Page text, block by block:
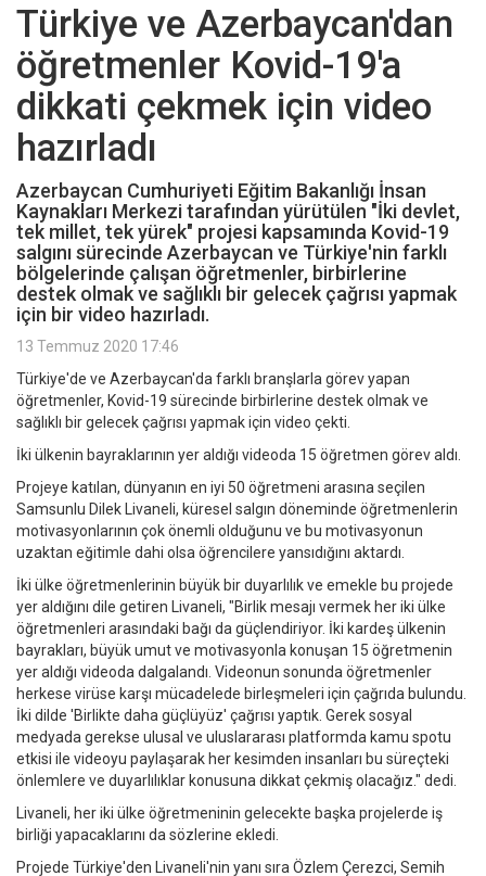
Türkiye ve Azerbaycan'dan
öğretmenler Kovid-19'a
dikkati çekmek için video
hazırladı
Azerbaycan Cumhuriyeti Eğitim Bakanlığı İnsan
Kaynakları Merkezi tarafından yürütülen "İki devlet,
tek millet, tek yürek" projesi kapsamında Kovid-19
salgını sürecinde Azerbaycan ve Türkiye'nin farklı
bölgelerinde çalışan öğretmenler, birbirlerine
destek olmak ve sağlıklı bir gelecek çağrısı yapmak
için bir video hazırladı.
13 Temmuz 2020 17:46
Türkiye'de ve Azerbaycan'da farklı branşlarla görev yapan
öğretmenler, Kovid-19 sürecinde birbirlerine destek olmak ve
sağlıklı bir gelecek çağrısı yapmak için video çekti.
İki ülkenin bayraklarının yer aldığı videoda 15 öğretmen görev aldı.
Projeye katılan, dünyanın en iyi 50 öğretmeni arasına seçilen
Samsunlu Dilek Livaneli, küresel salgın döneminde öğretmenlerin
motivasyonlarının çok önemli olduğunu ve bu motivasyonun
uzaktan eğitimle dahi olsa öğrencilere yansıdığını aktardı.
İki ülke öğretmenlerinin büyük bir duyarlılık ve emekle bu projede
yer aldığını dile getiren Livaneli, "Birlik mesajı vermek her iki ülke
öğretmenleri arasındaki bağı da güçlendiriyor. İki kardeş ülkenin
bayrakları, büyük umut ve motivasyonla konuşan 15 öğretmenin
yer aldığı videoda dalgalandı. Videonun sonunda öğretmenler
herkese virüse karşı mücadelede birleşmeleri için çağrıda bulundu.
İki dilde 'Birlikte daha güçlüyüz' çağrısı yaptık. Gerek sosyal
medyada gerekse ulusal ve uluslararası platformda kamu spotu
etkisi ile videoyu paylaşarak her kesimden insanları bu süreçteki
önlemlere ve duyarlılıklar konusuna dikkat çekmiş olacağız." dedi.
Livaneli, her iki ülke öğretmeninin gelecekte başka projelerde iş
birliği yapacaklarını da sözlerine ekledi.
Projede Türkiye'den Livaneli'nin yanı sıra Özlem Çerezci, Semih